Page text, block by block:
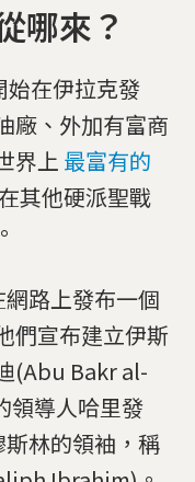
哪來？
始在伊拉克發
廠、外加有富商
界上 最富有的
其他硬派聖戰
路上發布一個
們宣布建立伊斯
(Abu Bakr al-
領導人哈里發
林的領袖，稱